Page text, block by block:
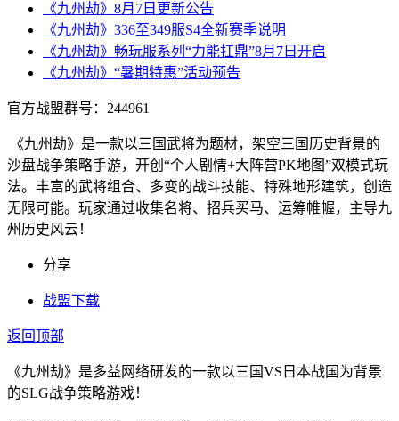
《九州劫》8月7日更新公告
《九州劫》336至349服S4全新赛季说明
《九州劫》畅玩服系列“力能扛鼎”8月7日开启
《九州劫》“暑期特惠”活动预告
官方战盟群号：244961
《九州劫》是一款以三国武将为题材，架空三国历史背景的
沙盘战争策略手游，开创“个人剧情+大阵营PK地图”双模式玩
法。丰富的武将组合、多变的战斗技能、特殊地形建筑，创造
无限可能。玩家通过收集名将、招兵买马、运筹帷幄，主导九
州历史风云！
分享
战盟下载
返回顶部
《九州劫》是多益网络研发的一款以三国VS日本战国为背景
的SLG战争策略游戏！